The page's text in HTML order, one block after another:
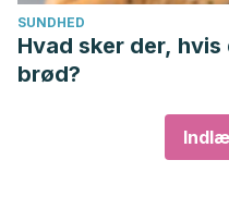
SUNDHED
Hvad sker der,
brød?